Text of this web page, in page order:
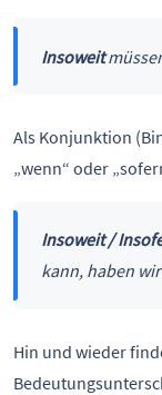
Insoweit
Als Konjunktion
„wenn“ oder
Insoweit /
kann, haben
Hin und wieder